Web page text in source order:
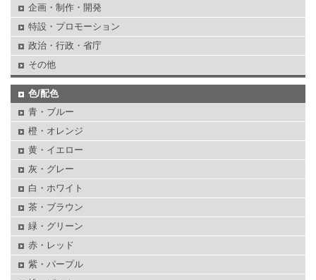
企画・制作・開発
特設・プロモーション
政治・行政・省庁
その他
色/配色
青・ブルー
橙・オレンジ
黄・イエロー
灰・グレー
白・ホワイト
茶・ブラウン
緑・グリーン
赤・レッド
紫・パープル